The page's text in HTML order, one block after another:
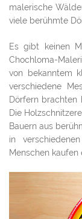
malerische
viele berühmte
Es gibt keinen
Chochloma-
von bekanntem
verschiedene
Dörfern brachten
Die
Bauern aus
in
Menschen kaufen